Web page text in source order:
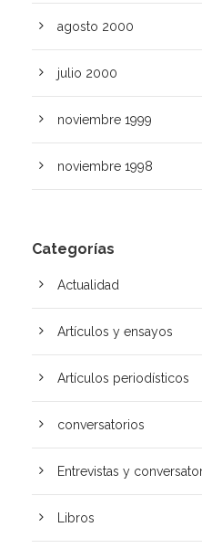
agosto 2000
julio 2000
noviembre 1999
noviembre 1998
Categorías
Actualidad
Artículos y ensayos
Artí­culos periodísticos
conversatorios
Entrevistas y
Libros